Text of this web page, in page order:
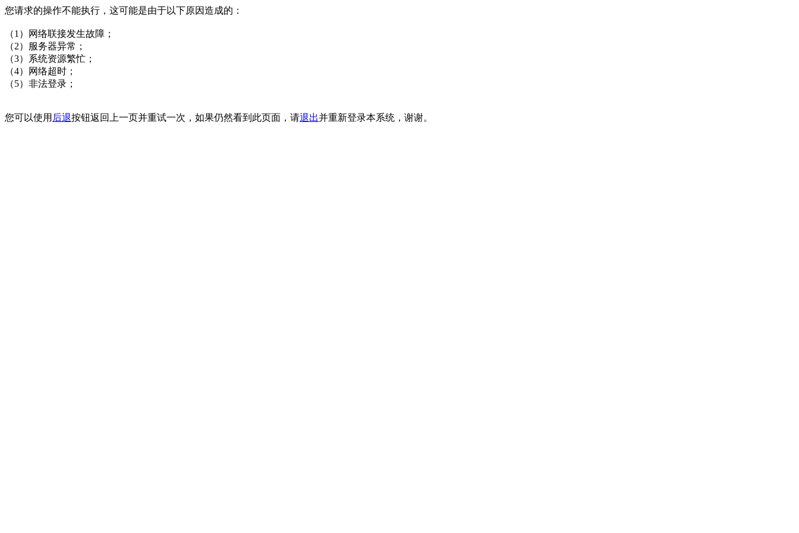
您请求的操作不能执行，这可能是由于以下原因造成的：
（1）网络联接发生故障；
（2）服务器异常；
（3）系统资源繁忙；
（4）网络超时；
（5）非法登录；
您可以使用 后退按钮返回上一页并重试一次，如果仍然看到此页面，请退出并重新登录本系统，谢谢。